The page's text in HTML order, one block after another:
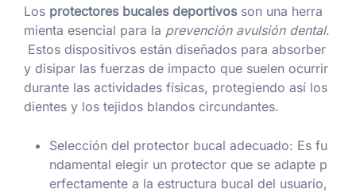
Los protectores bucales deportivosson una herra
mienta esencial para la prevención avulsión dental.
Estos dispositivos están diseñados para absorber
y disipar las fuerzas de impacto que suelen ocurrir
durante las actividades físicas, protegiendo así los
dientes y los tejidos blandos circundantes.
Selección del protector bucal adecuado: Es fu
ndamental elegir un protector que se adapte p
erfectamente a la estructura bucal del usuario,